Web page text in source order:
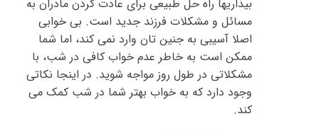
بیداریها راه حل طبیعی برای عادت کردن مادران به
مسائل و مشکلات فرزند جدید است. بی خوابی
اصلا آسیبی به جنین تان وارد نمی کند، اما شما
ممکن است به خاطر عدم خواب کافی در شب، با
مشکلاتی در طول روز مواجه شوید. در اینجا نکاتی
وجود دارد که به خواب بهتر شما در شب کمک می
کند.